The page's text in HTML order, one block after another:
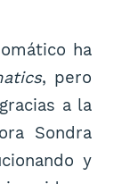
ha
, pero
a la
Sondra
y